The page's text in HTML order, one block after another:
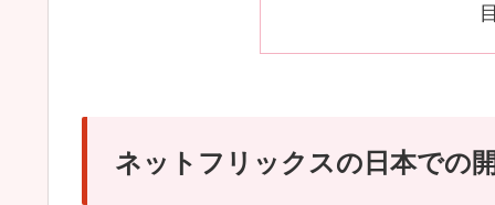
ネットフリックスの日本での